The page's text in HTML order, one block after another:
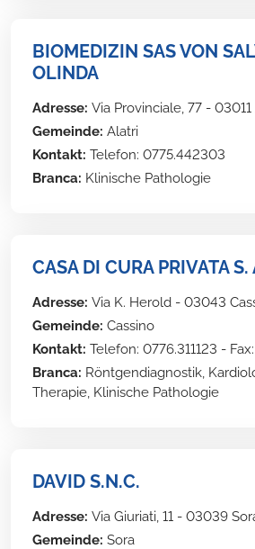
BIOMEDIZIN SAS VON
OLINDA
Adresse: Via Provinciale, 77 - 03011
Gemeinde: Alatri
Kontakt: Telefon: 0775.442303
Branca: Klinische Pathologie
CASA DI CURA PRIVATA
Adresse: Via K. Herold - 03043
Gemeinde: Cassino
Kontakt: Telefon: 0776.311123 -
Branca: Röntgendiagnostik,
Therapie, Klinische Pathologie
DAVID S.N.C.
Adresse: Via Giuriati, 11 - 03039
Gemeinde: Sora